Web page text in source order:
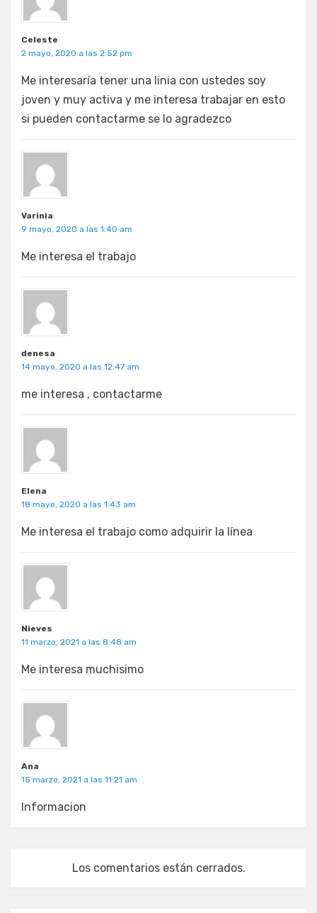
Celeste
2 mayo, 2020 a las 2:52 pm
Me interesaría tener una linia con ustedes soy
joven y muy activa y me interesa trabajar en esto
si pueden contactarme se lo agradezco
Varinia
9 mayo, 2020 a las 1:40 am
Me interesa el trabajo
denesa
14 mayo, 2020 a las 12:47 am
me interesa , contactarme
Elena
18 mayo, 2020 a las 1:43 am
Me interesa el trabajo como adquirir la línea
Nieves
11 marzo, 2021 a las 8:48 am
Me interesa muchisimo
Ana
15 marzo, 2021 a las 11:21 am
Informacion
Los comentarios están cerrados.